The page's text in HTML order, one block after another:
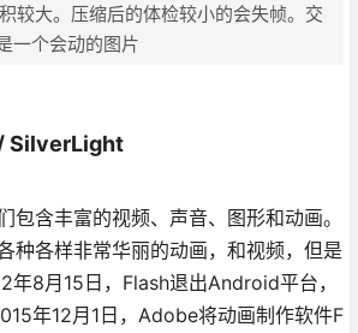
较大。压缩后的体检较小的会失帧。交
一个会动的图片
SilverLight
包含丰富的视频、声音、图形和动画。
种各样非常华丽的动画，和视频，但是
年8月15日，Flash退出Android平台，
年12月1日，Adobe将动画制作软件F